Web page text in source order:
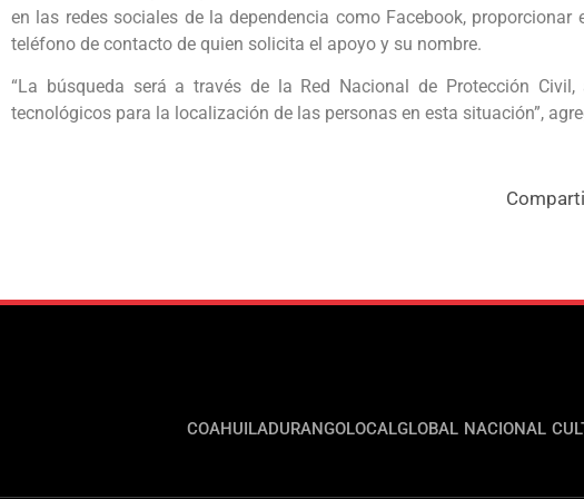
en las redes sociales de la dependencia como Facebook,
teléfono de contacto de quien solicita el apoyo y su nombre.
“La búsqueda será a través de la Red Nacional de Protección
tecnológicos para la localización de las personas en esta situación”,
COAHUILADURANGOLOCALGLOBAL NACIONAL